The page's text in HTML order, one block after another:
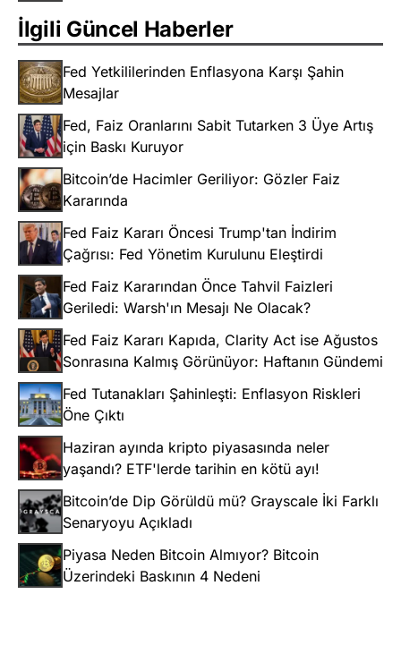
İlgili Güncel Haberler
Fed Yetkililerinden Enflasyona Karşı Şahin
Mesajlar
Fed, Faiz Oranlarını Sabit Tutarken 3 Üye Artış
için Baskı Kuruyor
Bitcoin’de Hacimler Geriliyor: Gözler Faiz
Kararında
Fed Faiz Kararı Öncesi Trump'tan İndirim
Çağrısı: Fed Yönetim Kurulunu Eleştirdi
Fed Faiz Kararından Önce Tahvil Faizleri
Geriledi: Warsh'ın Mesajı Ne Olacak?
Fed Faiz Kararı Kapıda, Clarity Act ise Ağustos
Sonrasına Kalmış Görünüyor: Haftanın Gündemi
Fed Tutanakları Şahinleşti: Enflasyon Riskleri
Öne Çıktı
Haziran ayında kripto piyasasında neler
yaşandı? ETF'lerde tarihin en kötü ayı!
Bitcoin’de Dip Görüldü mü? Grayscale İki Farklı
Senaryoyu Açıkladı
Piyasa Neden Bitcoin Almıyor? Bitcoin
Üzerindeki Baskının 4 Nedeni